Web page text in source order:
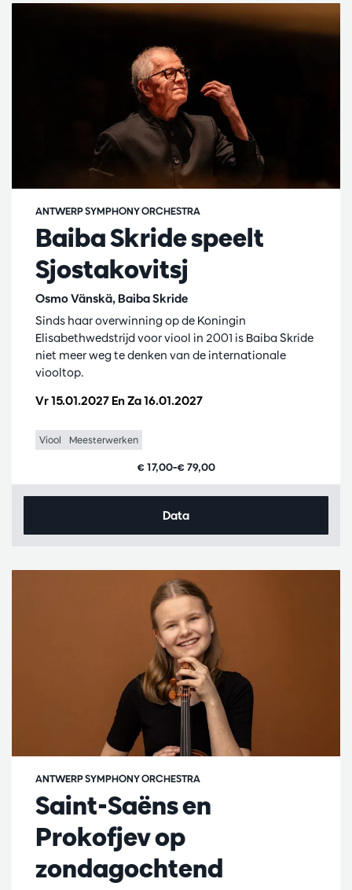
Baiba Skride speelt
Sjostakovitsj
Osmo Vänskä, Baiba Skride
ANTWERP SYMPHONY ORCHESTRA
Vr 15.01.2027 EnZa 16.01.2027
Sinds haar overwinning op de Koningin
Elisabethwedstrijd voor viool in 2001 is Baiba Skride
niet meer weg te denken van de internationale
viooltop.
Viool Meesterwerken
€ 17,00–€ 79,00
Data
Saint-Saëns en
Prokofjev op
zondagochtend
ANTWERP SYMPHONY ORCHESTRA